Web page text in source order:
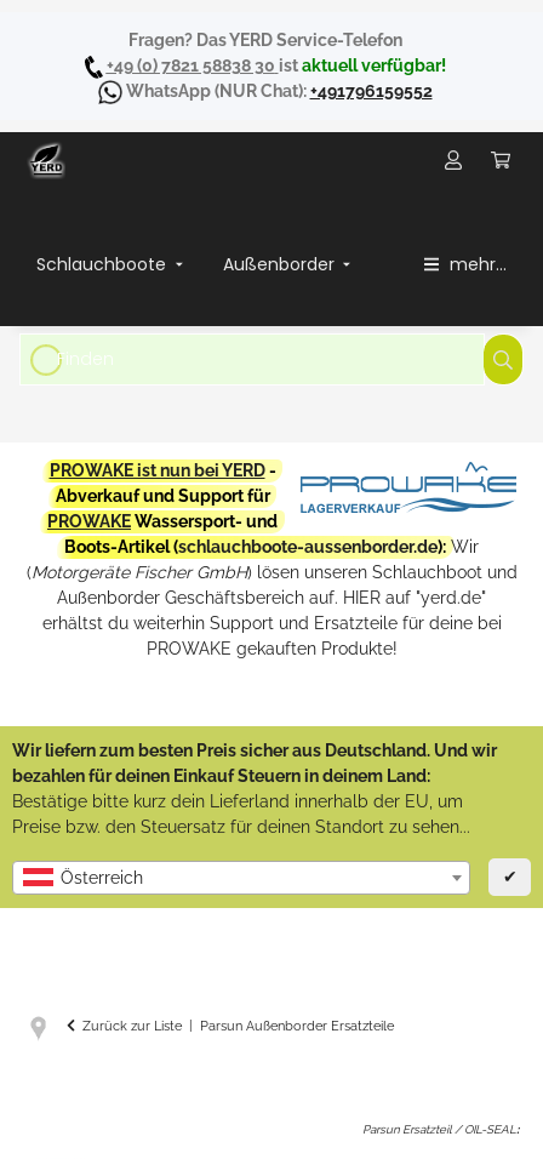
Fragen? Das YERD Service-Telefon
+49 (0) 7821 58838 30 istaktuell verfügbar!
WhatsApp(NUR Chat):+491796159552
Schlauchboote Außenborder mehr...
PROWAKE ist nun bei YERD-
Abverkauf und Support für
PROWAKEWassersport- und
Boots-Artikel (schlauchboote-aussenborder.de): Wir
(Motorgeräte Fischer GmbH) lösen unseren Schlauchboot und
Außenborder Geschäftsbereich auf. HIER auf "yerd.de"
erhältst du weiterhin Support und Ersatzteile für deine bei
PROWAKE gekauften Produkte!
Wir liefern zum besten Preis sicher aus Deutschland. Und wir
bezahlen für deinen Einkauf Steuern in deinem Land:
Bestätige bitte kurz dein Lieferland innerhalb der EU, um
Preise bzw. den Steuersatz für deinen Standort zu sehen...
Österreich ✔
Zurück zur Liste Parsun Außenborder Ersatzteile
Parsun Ersatzteil / OIL-SEAL :